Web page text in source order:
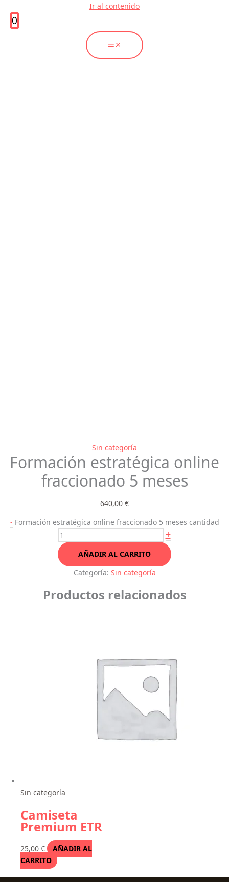
Ir al contenido
0
Sin categoría
Formación estratégica online
fraccionado 5 meses
640,00 €
- Formación estratégica online fraccionado 5 meses cantidad
+
AÑADIR AL CARRITO
Categoría: Sin categoría
Productos relacionados
Sin categoría
Camiseta
Premium ETR
25,00 €
AÑADIR AL
CARRITO